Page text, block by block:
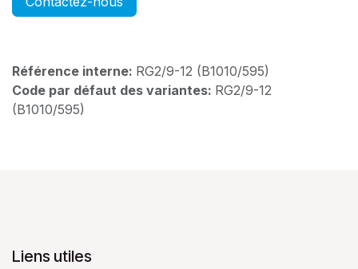
Référence interne: RG2/9-12 (B1010/595)
Code par défaut des variantes: RG2/9-12
(B1010/595)
Liens utiles